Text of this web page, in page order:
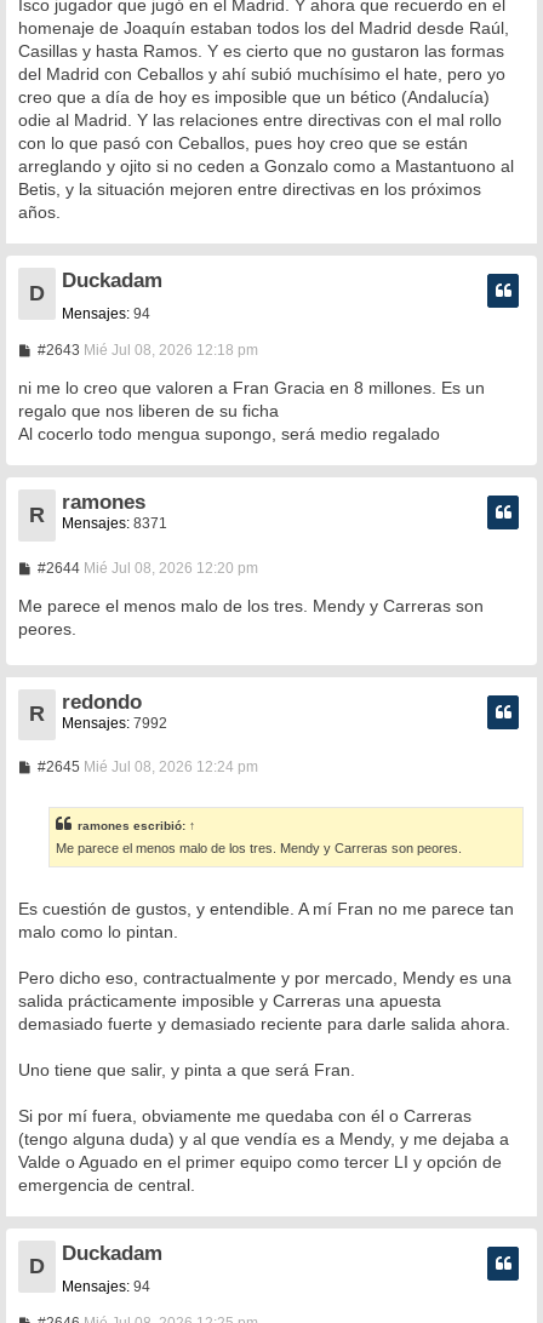
Isco jugador que jugó en el Madrid. Y ahora que recuerdo en el
homenaje de Joaquín estaban todos los del Madrid desde Raúl,
Casillas y hasta Ramos. Y es cierto que no gustaron las formas
del Madrid con Ceballos y ahí subió muchísimo el hate, pero yo
creo que a día de hoy es imposible que un bético (Andalucía)
odie al Madrid. Y las relaciones entre directivas con el mal rollo
con lo que pasó con Ceballos, pues hoy creo que se están
arreglando y ojito si no ceden a Gonzalo como a Mastantuono al
Betis, y la situación mejoren entre directivas en los próximos
años.
D
Duckadam
Mensajes: 94
#2643M
n
a
j
Mié Jul 08, 2026 12:18 pm
ni me lo creo que valoren a Fran Gracia en 8 millones. Es un
regalo que nos liberen de su ficha
Al cocerlo todo mengua supongo, será medio regalado
R
ramones
Mensajes: 8371
#2644M
n
s
e
Mié Jul 08, 2026 12:20 pm
Me parece el menos malo de los tres. Mendy y Carreras son
peores.
R
redondo
Mensajes: 7992
#2645M
a
j
e
Mié Jul 08, 2026 12:24 pm
ramones escribió: ↑
Me parece el menos malo de los tres. Mendy y Carreras son peores.
Es cuestión de gustos, y entendible. A mí Fran no me parece tan
malo como lo pintan.
Pero dicho eso, contractualmente y por mercado, Mendy es una
salida prácticamente imposible y Carreras una apuesta
demasiado fuerte y demasiado reciente para darle salida ahora.
Uno tiene que salir, y pinta a que será Fran.
Si por mí fuera, obviamente me quedaba con él o Carreras
(tengo alguna duda) y al que vendía es a Mendy, y me dejaba a
Valde o Aguado en el primer equipo como tercer LI y opción de
emergencia de central.
D
Duckadam
Mensajes: 94